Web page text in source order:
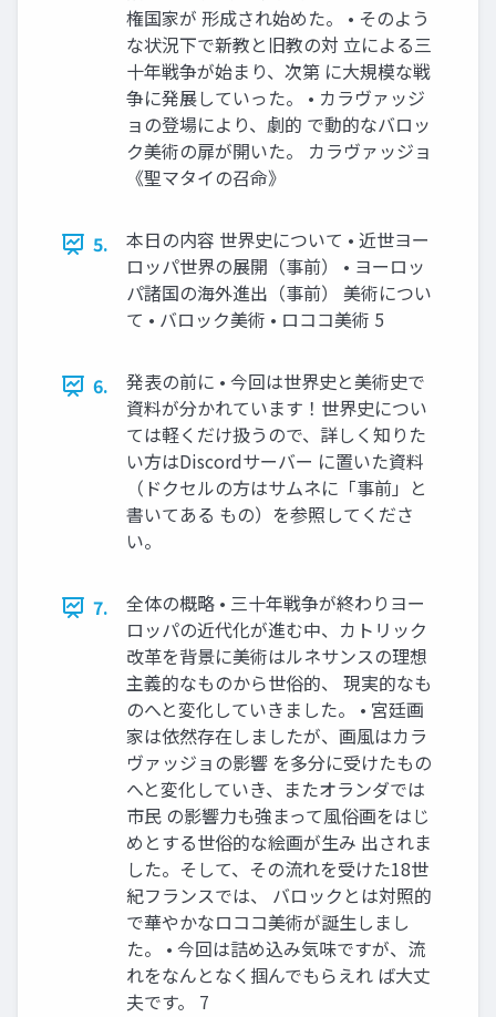
権国家が 形成され始めた。 • そのよう
な状況下で新教と旧教の対 立による三
十年戦争が始まり、次第 に大規模な戦
争に発展していった。 • カラヴァッジ
ョの登場により、劇的 で動的なバロッ
ク美術の扉が開いた。 カラヴァッジョ
《聖マタイの召命》
5.
本日の内容 世界史について • 近世ヨー
ロッパ世界の展開（事前） • ヨーロッ
パ諸国の海外進出（事前） 美術につい
て • バロック美術 • ロココ美術 5
6.
発表の前に • 今回は世界史と美術史で
資料が分かれています！世界史につい
ては軽くだけ扱うので、詳しく知りた
い方はDiscordサーバー に置いた資料
（ドクセルの方はサムネに「事前」と
書いてある もの）を参照してくださ
い。
7.
全体の概略 • 三十年戦争が終わりヨー
ロッパの近代化が進む中、カトリック
改革を背景に美術はルネサンスの理想
主義的なものから世俗的、 現実的なも
のへと変化していきました。 • 宮廷画
家は依然存在しましたが、画風はカラ
ヴァッジョの影響 を多分に受けたもの
へと変化していき、またオランダでは
市民 の影響力も強まって風俗画をはじ
めとする世俗的な絵画が生み 出されま
した。そして、その流れを受けた18世
紀フランスでは、 バロックとは対照的
で華やかなロココ美術が誕生しまし
た。 • 今回は詰め込み気味ですが、流
れをなんとなく掴んでもらえれ ば大丈
夫です。 7